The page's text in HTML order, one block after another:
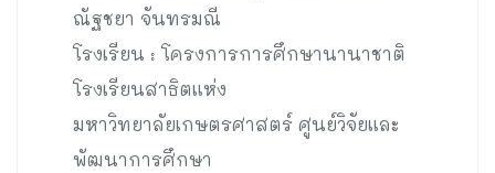
ณัฐชยา จันทรมณี
โรงเรียน : โครงการการศึกษานานาชาติ
โรงเรียนสาธิตแห่ง
มหาวิทยาลัยเกษตรศาสตร์ ศูนย์วิจัยและ
พัฒนาการศึกษา